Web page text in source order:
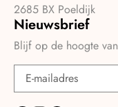
2685 BX Poeldijk
Nieuwsbrief
Blijf op de hoogte